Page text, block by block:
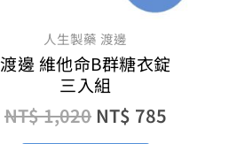
人生製藥 渡邊
渡邊 維他命B群糖衣錠
三入組
NT$1,020 NT$ 785